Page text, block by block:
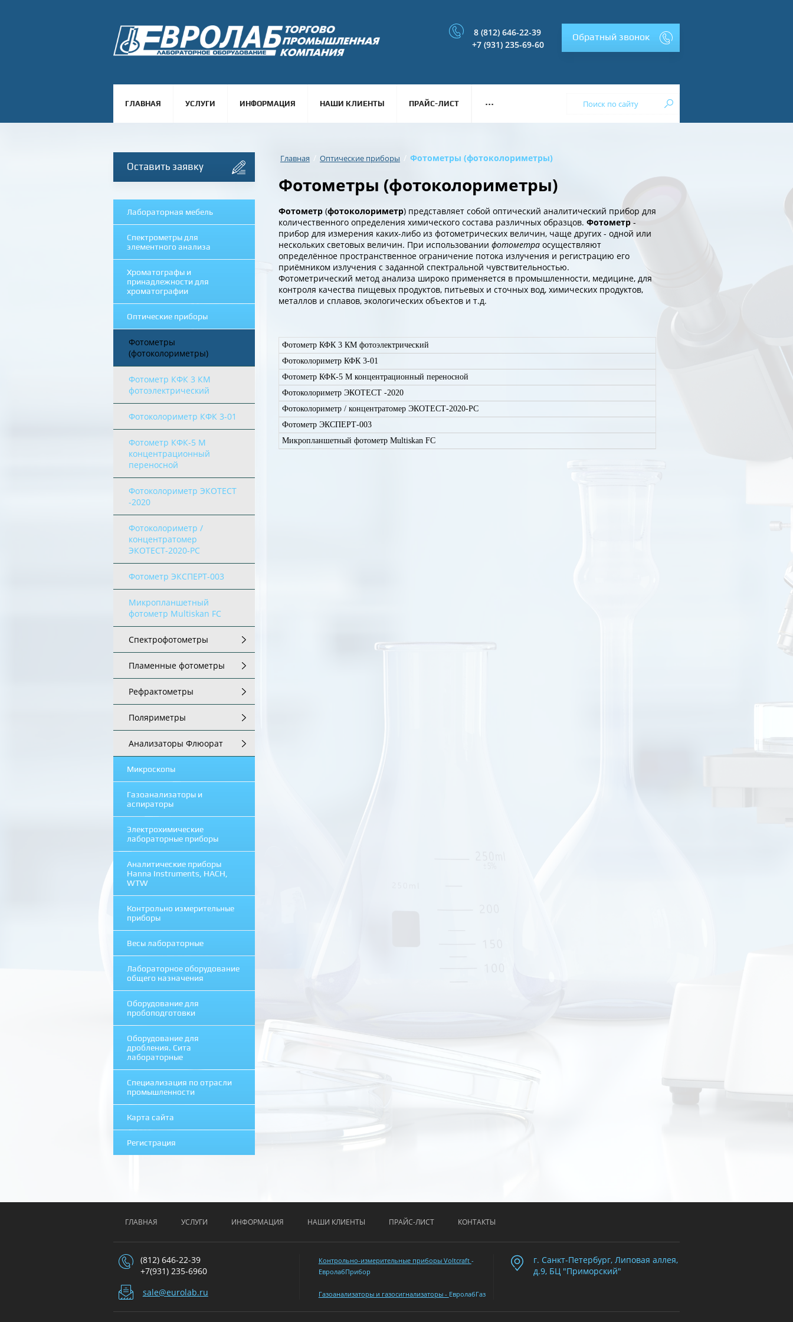
8 (812) 646-22-39
+7 (931) 235-69-60
Обратный звонок
ГЛАВНАЯ УСЛУГИ ИНФОРМАЦИЯ НАШИ КЛИЕНТЫ ПРАЙС-ЛИСТ ...
Оставить заявку
Лабораторная мебель
Спектрометры для
элементного анализа
Хроматографы и
принадлежности для
хроматографии
Оптические приборы
Фотометры
(фотоколориметры)
Фотометр КФК 3 КМ
фотоэлектрический
Фотоколориметр КФК 3-01
Фотометр КФК-5 М
концентрационный
переносной
Фотоколориметр ЭКОТЕСТ
-2020
Фотоколориметр /
концентратомер
ЭКОТЕСТ-2020-РС
Фотометр ЭКСПЕРТ-003
Микропланшетный
фотометр Multiskan FC
Спектрофотометры
Пламенные фотометры
Рефрактометры
Поляриметры
Анализаторы Флюорат
Микроскопы
Газоанализаторы и
аспираторы
Электрохимические
лабораторные приборы
Аналитические приборы
Hanna Instruments, HACH,
WTW
Контрольно измерительные
приборы
Весы лабораторные
Лабораторное оборудование
общего назначения
Оборудование для
пробоподготовки
Оборудование для
дробления. Сита
лабораторные
Специализация по отрасли
промышленности
Карта сайта
Регистрация
Главная / Оптические приборы / Фотометры (фотоколориметры)
Фотометры (фотоколориметры)
Фотометр (фотоколориметр) представляет собой оптический аналитический прибор для
количественного определения химического состава различных образцов. Фотометр -
прибор для измерения каких-либо из фотометрических величин, чаще других - одной или
нескольких световых величин. При использовании фотометра осуществляют
определённое пространственное ограничение потока излучения и регистрацию его
приёмником излучения с заданной спектральной чувствительностью.
Фотометрический метод анализа широко применяется в промышленности, медицине, для
контроля качества пищевых продуктов, питьевых и сточных вод, химических продуктов,
металлов и сплавов, экологических объектов и т.д.
Фотометр КФК 3 КМ фотоэлектрический
Фотоколориметр КФК 3-01
Фотометр КФК-5 М концентрационный переносной
Фотоколориметр ЭКОТЕСТ -2020
Фотоколориметр / концентратомер ЭКОТЕСТ-2020-РС
Фотометр ЭКСПЕРТ-003
Микропланшетный фотометр Multiskan FC
ГЛАВНАЯ УСЛУГИ ИНФОРМАЦИЯ НАШИ КЛИЕНТЫ ПРАЙС-ЛИСТ КОНТАКТЫ
(812) 646-22-39
+7(931) 235-6960
sale@eurolab.ru
Контрольно-измерительные приборы Voltcraft -
ЕвролабПрибор
Газоанализаторы и газосигнализаторы - ЕвролабГаз
г. Санкт-Петербург, Липовая аллея,
д.9, БЦ "Приморский"